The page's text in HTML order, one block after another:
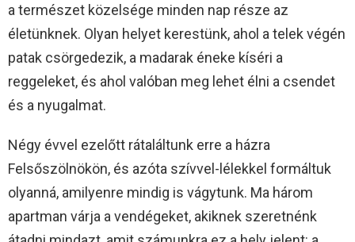
a természet közelsége minden nap része az
életünknek. Olyan helyet kerestünk, ahol a telek végén
patak csörgedezik, a madarak éneke kíséri a
reggeleket, és ahol valóban meg lehet élni a csendet
és a nyugalmat.
Négy évvel ezelőtt rátaláltunk erre a házra
Felsőszölnökön, és azóta szívvel-lélekkel formáltuk
olyanná, amilyenre mindig is vágytunk. Ma három
apartman várja a vendégeket, akiknek szeretnénk